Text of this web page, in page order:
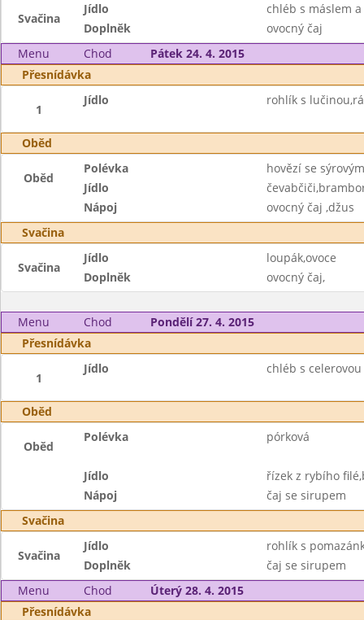
Svačina
Jídlo
chléb s máslem a
Doplněk
ovocný čaj
Menu
Chod
Pátek 24. 4. 2015
Přesnídávka
1
Jídlo rohlík s
Oběd
Oběd
Polévka
hovězí se
Jídlo
Nápoj
ovocný čaj ,džus
Svačina
Svačina
Jídlo
loupák,ovoce
Doplněk
ovocný čaj,
Menu Chod
Pondělí 27. 4. 2015
Přesnídávka
1
Jídlo chléb s
Oběd
Oběd
Polévka pórková
Jídlo
řízek z rybího
Nápoj
čaj se sirupem
Svačina
Svačina
Jídlo
rohlík s
Doplněk
čaj se sirupem
Menu
Chod
Úterý 28. 4. 2015
Přesnídávka